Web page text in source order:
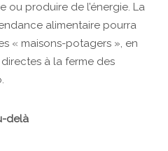
ou produire de l’énergie. La
alimentaire pourra
« maisons-potagers », en
à la ferme des
delà